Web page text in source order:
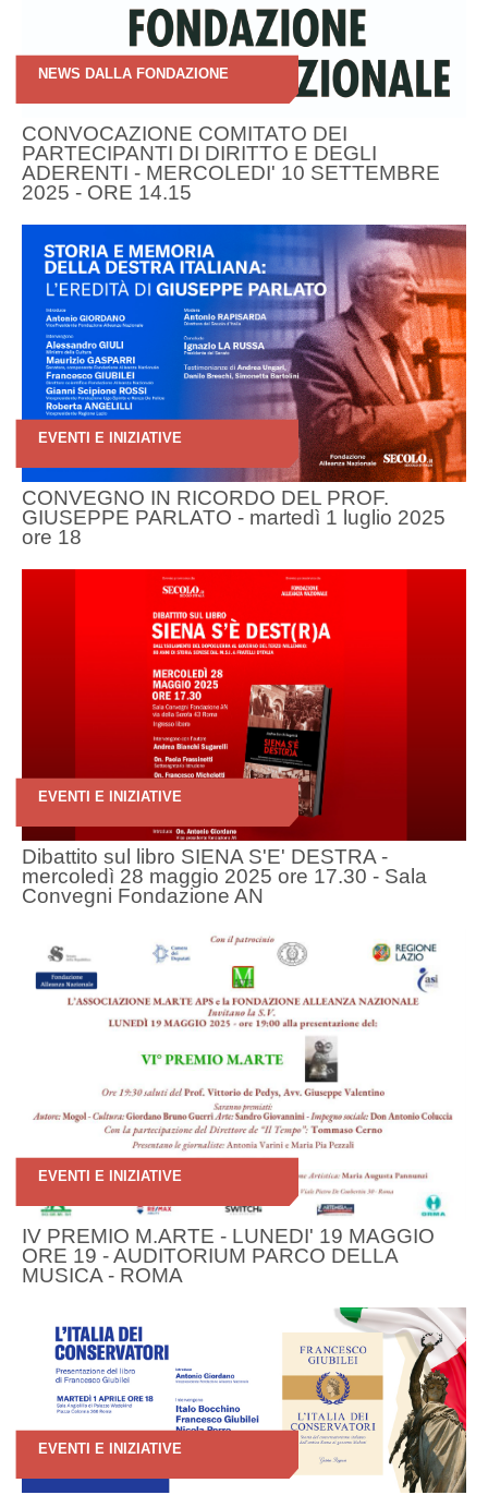
NEWS DALLA FONDAZIONE
CONVOCAZIONE COMITATO DEI
PARTECIPANTI DI DIRITTO E DEGLI
ADERENTI - MERCOLEDI' 10 SETTEMBRE
2025 - ORE 14.15
EVENTI E INIZIATIVE
CONVEGNO IN RICORDO DEL PROF.
GIUSEPPE PARLATO - martedì 1 luglio 2025
ore 18
EVENTI E INIZIATIVE
Dibattito sul libro SIENA S'E' DESTRA -
mercoledì 28 maggio 2025 ore 17.30 - Sala
Convegni Fondazione AN
EVENTI E INIZIATIVE
IV PREMIO M.ARTE - LUNEDI' 19 MAGGIO
ORE 19 - AUDITORIUM PARCO DELLA
MUSICA - ROMA
EVENTI E INIZIATIVE